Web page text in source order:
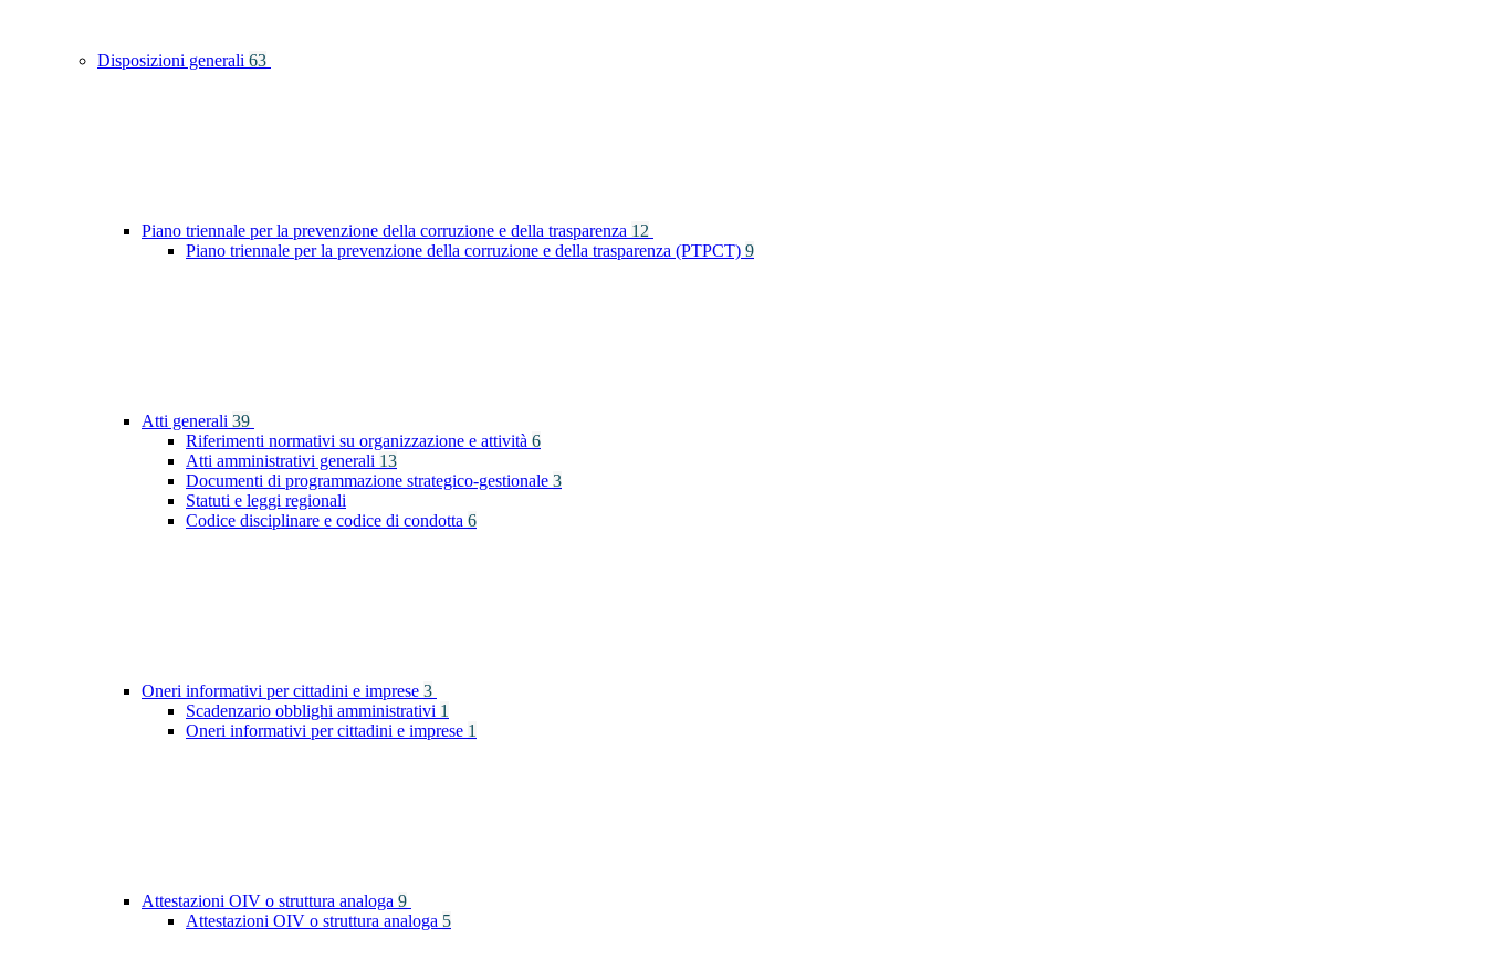
Disposizioni generali 63
Piano triennale per la prevenzione della corruzione e della trasparenza 12
Piano triennale per la prevenzione della corruzione e della trasparenza (PTPCT) 9
Atti generali 39
Riferimenti normativi su organizzazione e attività 6
Atti amministrativi generali 13
Documenti di programmazione strategico-gestionale 3
Statuti e leggi regionali
Codice disciplinare e codice di condotta 6
Oneri informativi per cittadini e imprese 3
Scadenzario obblighi amministrativi 1
Oneri informativi per cittadini e imprese 1
Attestazioni OIV o struttura analoga 9
Attestazioni OIV o struttura analoga 5